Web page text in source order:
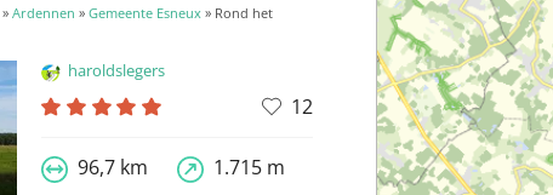
» Ardennen » Gemeente Esneux » Rond het
haroldslegers
12
96,7 km
1.715 m